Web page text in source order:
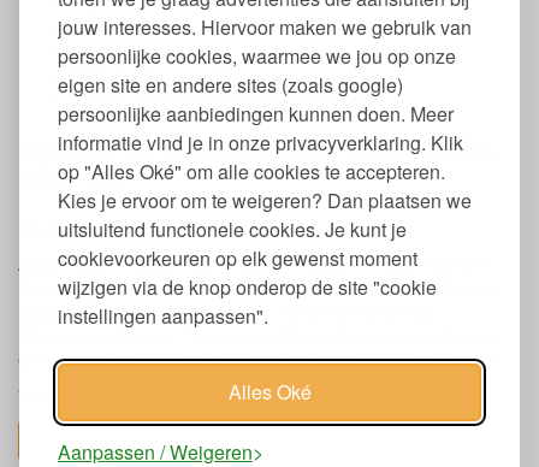
jouw interesses. Hiervoor maken we gebruik van
persoonlijke cookies, waarmee we jou op onze
eigen site en andere sites (zoals google)
persoonlijke aanbiedingen kunnen doen. Meer
informatie vind je in onze privacyverklaring. Klik
op "Alles Oké" om alle cookies te accepteren.
Kies je ervoor om te weigeren? Dan plaatsen we
uitsluitend functionele cookies. Je kunt je
cookievoorkeuren op elk gewenst moment
wijzigen via de knop onderop de site "cookie
instellingen aanpassen".
Alles Oké
Aanpassen / Weigeren
Co2 neutraal
Dierproefvrij
EWG, Ecologo gecertificeerd
Voor elk product wordt een boom gepland
Ingrediënten Attitude Super Leaves Body
Soap Bar
Orange blossom & eucalyptus
Aqua (Water), Sodium Coco-Sulfate, Glycerin, Cocos Nucifera
(Coconut) Oil, Olea Europaea (Olive) Fruit Oil, Cetearyl Alcohol,
Sodium Chloride, Sodium Citrate, Nasturtium Officinale
Citric Acid, Parfum (Fragrance), Linalool*, Limonene*, Geraniol*.
*Van nature voorkomende stoffen in essentiële oliën.
toon alles